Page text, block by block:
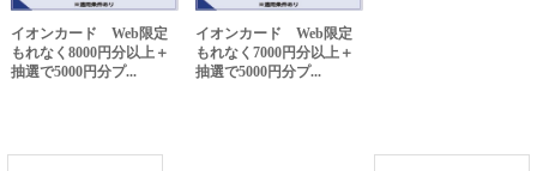
イオンカード Web限定
もれなく8000円分以上＋
抽選で5000円分プ...
イオンカード Web限定
もれなく7000円分以上＋
抽選で5000円分プ...